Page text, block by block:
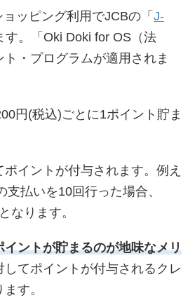
ッピング利用でJCBの「 J-
す。「Oki Doki for OS（法
ト・プログラムが適用されま
円(税込)ごとに1ポイント貯ま
イントが付与されます。例え
支払いを10回行った場合、
なります。
ントが貯まるのが地味なメリ
してポイントが付与されるクレ
す。